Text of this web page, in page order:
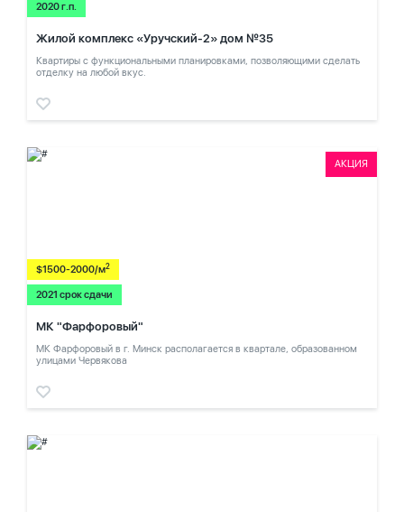
2020 г.п.
Жилой комплекс «Уручский-2» дом №35
Квартиры с функциональными планировками, позволяющими сделать
отделку на любой вкус.
АКЦИЯ
$1500-2000/м2
2021 срок сдачи
МК "Фарфоровый"
МК Фарфоровый в г. Минск располагается в квартале, образованном
улицами Червякова